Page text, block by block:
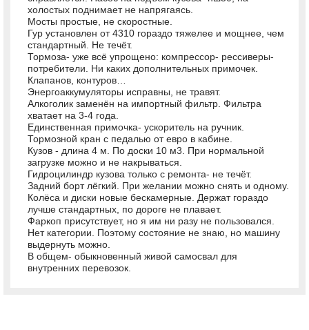
холостых поднимает не напрягаясь.
Мосты простые, не скоростные.
Гур установлен от 4310 гораздо тяжелее и мощнее, чем
стандартный. Не течёт.
Тормоза- уже всё упрощено: компрессор- рессиверы-
потребители. Ни каких дополнительных примочек.
Клапанов, контуров…
Энергоаккумуляторы исправны, не травят.
Алкоголик заменён на импортный фильтр. Фильтра
хватает на 3-4 года.
Единственная примочка- ускоритель на ручник.
Тормозной кран с педалью от евро в кабине.
Кузов - длина 4 м. По доски 10 м3. При нормальной
загрузке можно и не накрываться.
Гидроцилиндр кузова только с ремонта- не течёт.
Задний борт лёгкий. При желании можно снять и одному.
Колёса и диски новые бескамерные. Держат гораздо
лучше стандартных, по дороге не плавает.
Фаркоп присутствует, но я им ни разу не пользовался.
Нет категории. Поэтому состояние не знаю, но машину
выдернуть можно.
В общем- обыкновенный живой самосвал для
внутренних перевозок.